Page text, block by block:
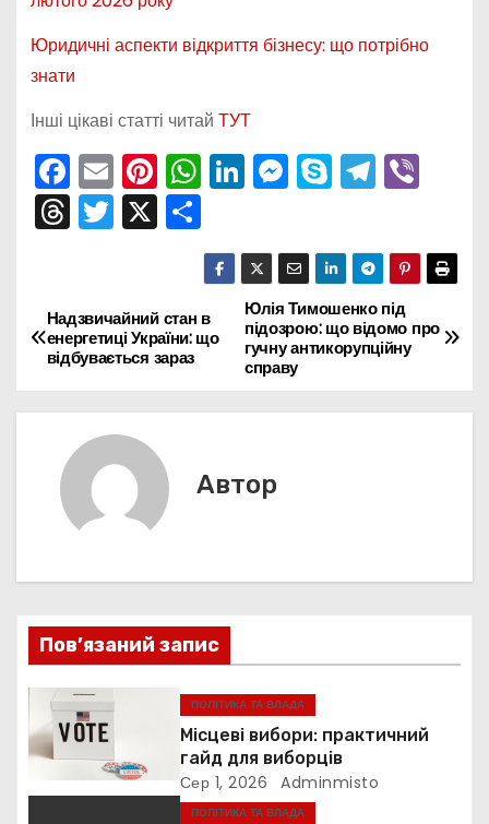
Юридичні аспекти відкриття бізнесу: що потрібно
знати
Інші цікаві статті читай ТУТ
F
a
c
b
o
o
k
E
m
ai
Pi
nt
er
st
W
h
a
ts
A
p
Li
n
k
e
dI
n
M
e
s
s
e
n
g
er
S
k
y
p
e
T
el
e
gr
a
m
Vi
er
T
hr
a
d
T
w
er
X П
о
ді
л
и
и
я
Н
а
в
ц
я
з
Юлія Тимошенко під
підозрою: що відомо про
гучну антикорупційну
справу
Надзвичайний стан в
енергетиці України: що
відбувається зараз
Автор
Пов’язаний запис
ПОЛІТИКА ТА ВЛАДА
Місцеві вибори: практичний
гайд для виборців
Сер 1, 2026 Adminmisto
ПОЛІТИКА ТА ВЛАДА